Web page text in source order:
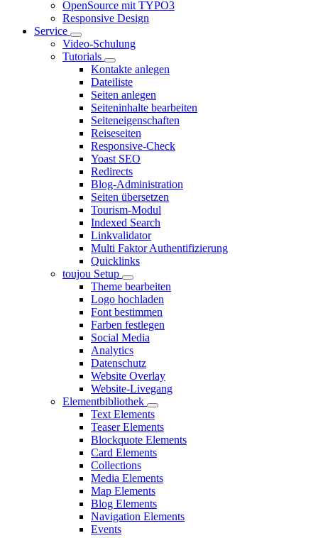
OpenSource mit TYPO3
Responsive Design
Service
Video-Schulung
Tutorials
Kontakte anlegen
Dateiliste
Seiten anlegen
Seiteninhalte bearbeiten
Seiteneigenschaften
Reiseseiten
Responsive-Check
Yoast SEO
Redirects
Blog-Administration
Seiten übersetzen
Tourism-Modul
Indexed Search
Linkvalidator
Multi Faktor Authentifizierung
Quicklinks
toujou Setup
Theme bearbeiten
Logo hochladen
Font bestimmen
Farben festlegen
Social Media
Analytics
Datenschutz
Website Overlay
Website-Livegang
Elementbibliothek
Text Elements
Teaser Elements
Blockquote Elements
Card Elements
Collections
Media Elements
Map Elements
Blog Elements
Navigation Elements
Events